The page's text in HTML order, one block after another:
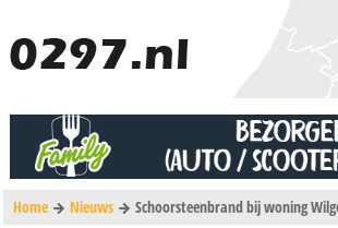
Home Nieuws Schoorsteenbrand bij woning